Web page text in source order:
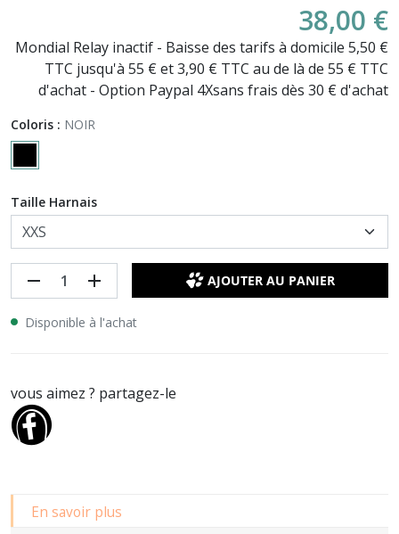
38,00 €
Mondial Relay inactif - Baisse des tarifs à domicile 5,50 €
TTC jusqu'à 55 € et 3,90 € TTC au de là de 55 € TTC
d'achat - Option Paypal 4Xsans frais dès 30 € d'achat
Coloris : NOIR
Taille Harnais
remove add AJOUTER AU PANIER
Disponible à l'achat
vous aimez ? partagez-le
En savoir plus